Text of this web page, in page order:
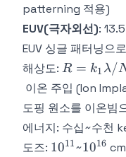
patterning 적용)
EUV(극자외선):
EUV 싱글 패터닝으
해상도: R =
R = k1 λ/
이온 주입 (Ion
도핑 원소를 이온빔
에너지: 수십~수천
도즈: 10^{11}
1011~1016 cm